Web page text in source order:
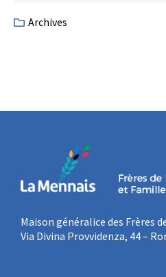
Archives
Maison généralice des Frères
Via Divina Provvidenza, 44 –